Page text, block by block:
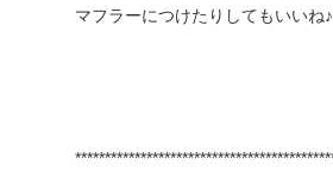
マフラーにつけたりしてもいいね♪